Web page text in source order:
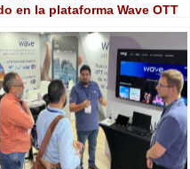
en la plataforma Wave OTT